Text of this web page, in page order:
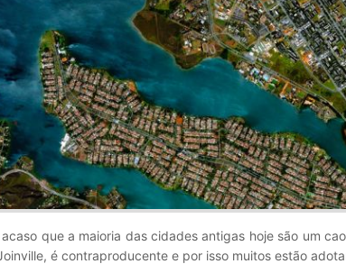
que a maioria das cidades antigas hoje são um
é contraproducente e por isso muitos estão